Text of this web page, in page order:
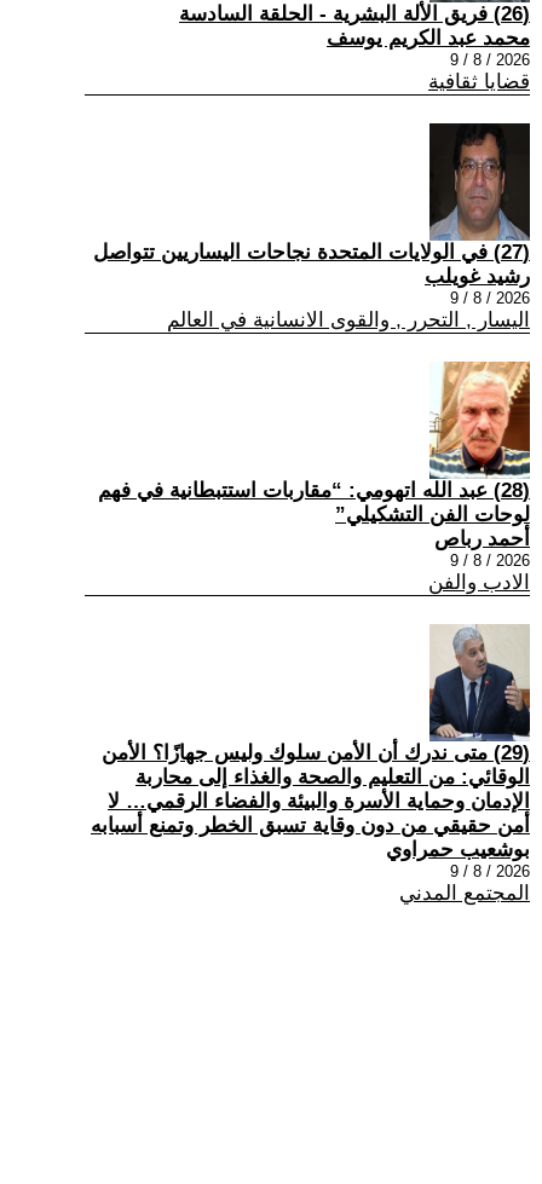
(26) فريق الألة البشرية - الحلقة السادسة
محمد عبد الكريم يوسف
2026 / 8 / 9
قضايا ثقافية
(27) في الولايات المتحدة نجاحات اليساريين تتواصل
رشيد غويلب
2026 / 8 / 9
اليسار , التحرر , والقوى الانسانية في العالم
(28) عبد الله اتهومي: “مقاربات استتبطانية في فهم
لوحات الفن التشكيلي”
أحمد رباص
2026 / 8 / 9
الادب والفن
(29) متى ندرك أن الأمن سلوك وليس جهازًا؟ الأمن
الوقائي: من التعليم والصحة والغذاء إلى محاربة
الإدمان وحماية الأسرة والبيئة والفضاء الرقمي… لا
أمن حقيقي من دون وقاية تسبق الخطر وتمنع أسبابه
بوشعيب حمراوي
2026 / 8 / 9
المجتمع المدني